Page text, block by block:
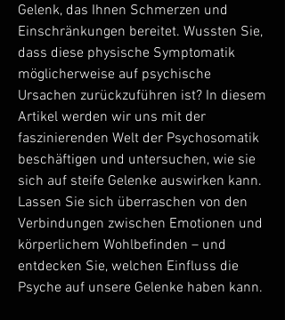
Gelenk, das Ihnen Schmerzen und
Einschränkungen bereitet. Wussten Sie,
dass diese physische Symptomatik
möglicherweise auf psychische
Ursachen zurückzuführen ist? In diesem
Artikel werden wir uns mit der
faszinierenden Welt der Psychosomatik
beschäftigen und untersuchen, wie sie
sich auf steife Gelenke auswirken kann.
Lassen Sie sich überraschen von den
Verbindungen zwischen Emotionen und
körperlichem Wohlbefinden – und
entdecken Sie, welchen Einfluss die
Psyche auf unsere Gelenke haben kann.